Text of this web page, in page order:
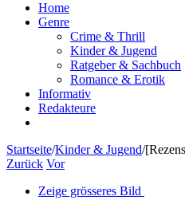
Home
Genre
Crime & Thrill
Kinder & Jugend
Ratgeber & Sachbuch
Romance & Erotik
Informativ
Redakteure
Startseite/Kinder & Jugend/
Zurück Vor
Zeige grösseres Bild